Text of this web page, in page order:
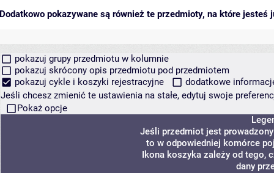
Dodatkowo pokazywane są również te przedmioty, na które jesteś
pokazuj grupy przedmiotu w kolumnie
pokazuj skrócony opis przedmiotu pod przedmiotem
pokazuj cykle i koszyki rejestracyjne
dodatkowe
Jeśli chcesz zmienić te ustawienia na stałe, edytuj swoje
Pokaż opcje
Jeśli przedmiot jest
to w odpowiedniej komórce
Ikona koszyka zależy od tego,
dany